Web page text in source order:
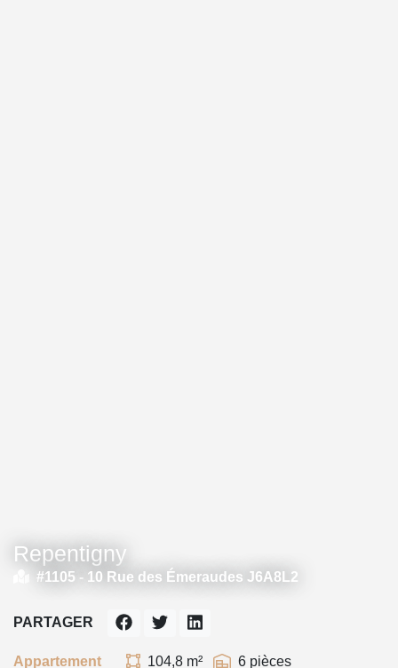
Repentigny
#1105 - 10 Rue des Émeraudes J6A8L2
Appartement 104,8 m² 6 pièces
PARTAGER